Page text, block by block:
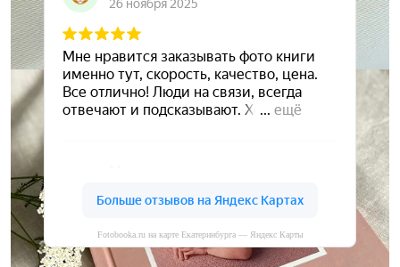
Fotobooka.ru на карте Екатеринбурга — Яндекс Карты